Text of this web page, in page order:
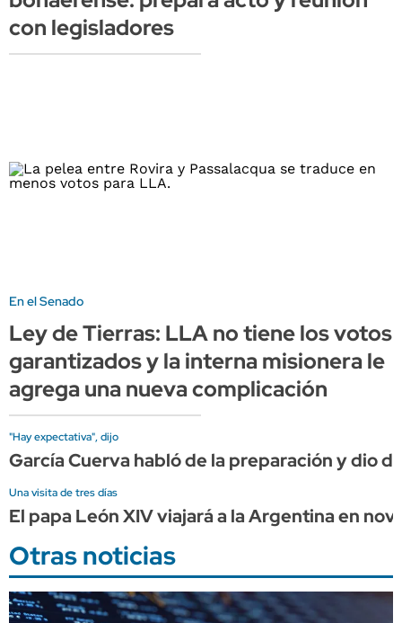
con legisladores
En el Senado
Ley de Tierras: LLA no tiene los votos
garantizados y la interna misionera le
agrega una nueva complicación
"Hay expectativa", dijo
García Cuerva habló de la preparación y dio
Una visita de tres días
El papa León XIV viajará a la Argentina en
Otras noticias